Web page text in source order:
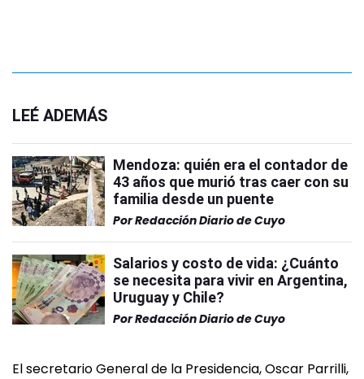
LEÉ ADEMÁS
Mendoza: quién era el contador de
43 años que murió tras caer con su
familia desde un puente
PorRedacción Diario de Cuyo
Salarios y costo de vida: ¿Cuánto
se necesita para vivir en Argentina,
Uruguay y Chile?
PorRedacción Diario de Cuyo
El secretario General de la Presidencia, Oscar Parrilli,